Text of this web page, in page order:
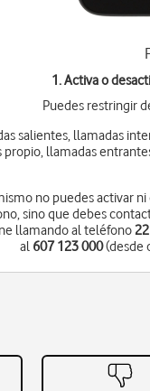
1. Activa o
Puedes restringir
salientes, llamadas
propio, llamadas
no puedes activar
sino que debes
llamando al teléfono
al 607 123 000(desde